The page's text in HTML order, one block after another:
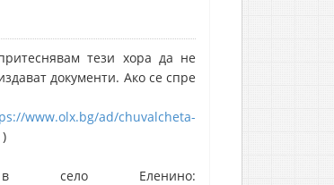
тези хора да не
документи. Ако се спре
www.olx.bg/ad/chuvalcheta-
)
в село Еленино: